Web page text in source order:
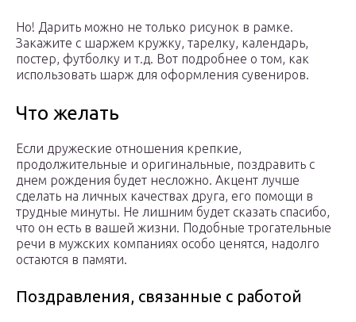
Но! Дарить можно не только рисунок в рамке.
Закажите с шаржем кружку, тарелку, календарь,
постер, футболку и т.д. Вот подробнее о том, как
использовать шарж для оформления сувениров.
Что желать
Если дружеские отношения крепкие,
продолжительные и оригинальные, поздравить с
днем рождения будет несложно. Акцент лучше
сделать на личных качествах друга, его помощи в
трудные минуты. Не лишним будет сказать спасибо,
что он есть в вашей жизни. Подобные трогательные
речи в мужских компаниях особо ценятся, надолго
остаются в памяти.
Поздравления, связанные с работой